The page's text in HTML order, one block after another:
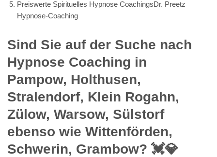
Preiswerte Spirituelles Hypnose CoachingsDr. Preetz
Hypnose-Coaching
Sind Sie auf der Suche nach
Hypnose Coaching in
Pampow, Holthusen,
Stralendorf, Klein Rogahn,
Zülow, Warsow, Sülstorf
ebenso wie Wittenförden,
Schwerin, Grambow? 💓️💎